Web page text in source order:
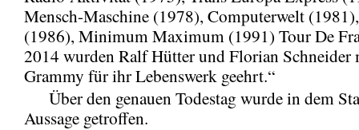
Mensch-Maschine (1978), Computerwelt
(1986), Minimum Maximum (1991) Tour De
2014 wurden Ralf Hütter und Florian Schneider
Grammy für ihr Lebenswerk geehrt.“
Über den genauen Todestag wurde in dem
Aussage getroffen.